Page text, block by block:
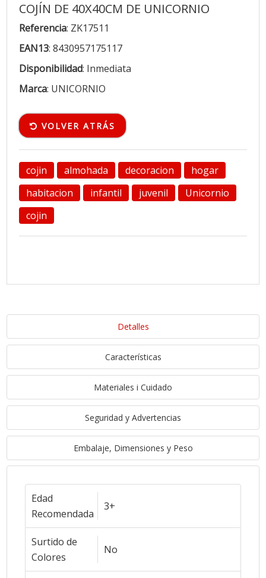
COJÍN DE 40X40CM DE UNICORNIO
Referencia: ZK17511
EAN13: 8430957175117
Disponibilidad: Inmediata
Marca: UNICORNIO
VOLVER ATRÁS
cojin almohada decoracion
hogar
habitacion
infantil juvenil
Unicornio
cojin
Detalles
Características
Materiales i Cuidado
Seguridad y Advertencias
Embalaje, Dimensiones y Peso
Edad
Recomendada
3+
Surtido de
Colores
No